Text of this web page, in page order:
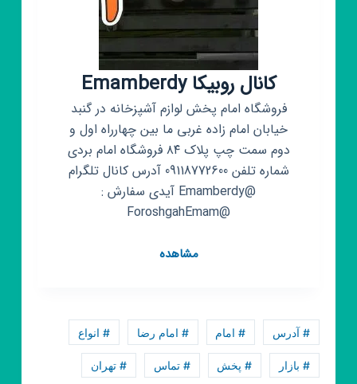
کانال روبیکا Emamberdy
فروشگاه امام پخش لوازم آشپزخانه در گنبد
خیابان امام زاده غربی ما بین چهارراه اول و
دوم سمت چپ پلاک ۸۴ فروشگاه امام بردی
شماره تلفن 09118772600 آدرس کانال تلگرام
@Emamberdy آیدی سفارش :
@ForoshgahEmam
مشاهدهکانال
# آدرس # امام # امام رضا # انواع
# بازار # پخش # تماس # تهران